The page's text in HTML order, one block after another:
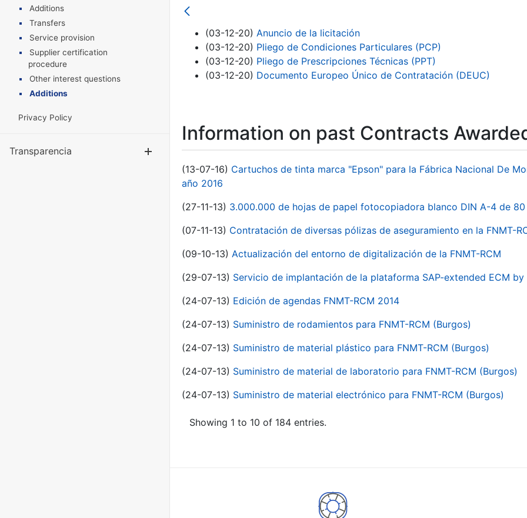
Additions
Transfers
Service provision
Supplier certification
procedure
Other interest questions
Additions
Privacy Policy
Transparencia Show/Hide
(03-12-20) Anuncio de la licitación
(03-12-20) Pliego de Condiciones Particulares (PCP)
(03-12-20) Pliego de Prescripciones Técnicas (PPT)
(03-12-20) Documento Europeo Único de Contratación (DEUC)
Information on past Contracts
(13-07-16) Cartuchos de tinta marca "Epson" para la Fábrica Nacional De
año 2016
(27-11-13) 3.000.000 de hojas de papel fotocopiadora blanco DIN A-4 de 80
(07-11-13) Contratación de diversas pólizas de aseguramiento en la FNMT-
(09-10-13) Actualización del entorno de digitalización de la FNMT-RCM
(29-07-13) Servicio de implantación de la plataforma SAP-extended ECM by
(24-07-13) Edición de agendas FNMT-RCM 2014
(24-07-13) Suministro de rodamientos para FNMT-RCM (Burgos)
(24-07-13) Suministro de material plástico para FNMT-RCM (Burgos)
(24-07-13) Suministro de material de laboratorio para FNMT-RCM (Burgos)
(24-07-13) Suministro de material electrónico para FNMT-RCM (Burgos)
Showing 1 to 10 of 184 entries.